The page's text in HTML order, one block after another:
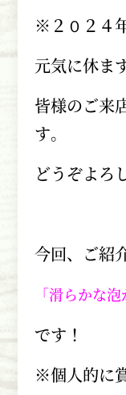
※２０２４
元気に休ま
皆様のご来
す。
どうぞよろ
今回、ご紹
「滑らかな
です！
※個人的に